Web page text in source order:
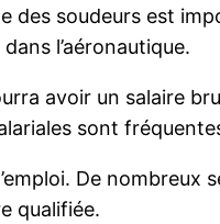
des soudeurs est
l’aéronautique.
avoir un salaire
sont
De nombreux
qualifiée.